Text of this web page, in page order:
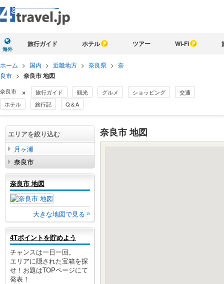
海外
旅行ガイド ホテル ツアー Wi-Fi
ホーム > 国内 > 近畿地方 > 奈良県 > 奈
良市 > 奈良市 地図
奈良市 × 旅行ガイド 観光 グルメ ショッピング
交通
ホテル
旅行記 Q＆A
奈良市 地図
エリアを絞り込む
月ヶ瀬
奈良市
奈良市 地図
大きな地図で見る
4Tポイントを貯めよう
チャンスは一日一回。
エリアに隠された宝箱を探
せ！お題はTOPページにて
発表！